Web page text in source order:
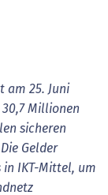
am 25. Juni
Millionen
sicheren
Gelder
IKT-Mittel, um